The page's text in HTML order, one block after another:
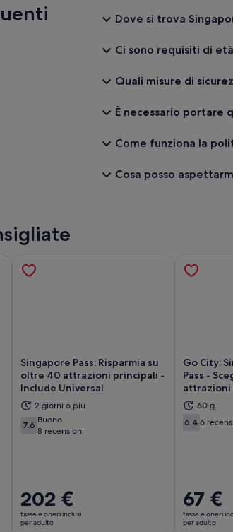
Dove si trova
Ci sono requisiti di
Quali misure di
È necessario portare
Come funziona la
Cosa posso
nuova scheda
Singapore Pass: Risparmia su
oltre 40 attrazioni principali -
Include Universal
2 giorni o più
7.67.6 su 10
Buono
8 recensioni
Il
prezzo
è
202 €
tasse e oneri inclusi
per adulto
Apertura in una nuova
Go City:
Pass -
attrazioni
60 g
6.46.4 su 10
6
Il
prezzo
è
67 €
tasse e oneri
per adulto